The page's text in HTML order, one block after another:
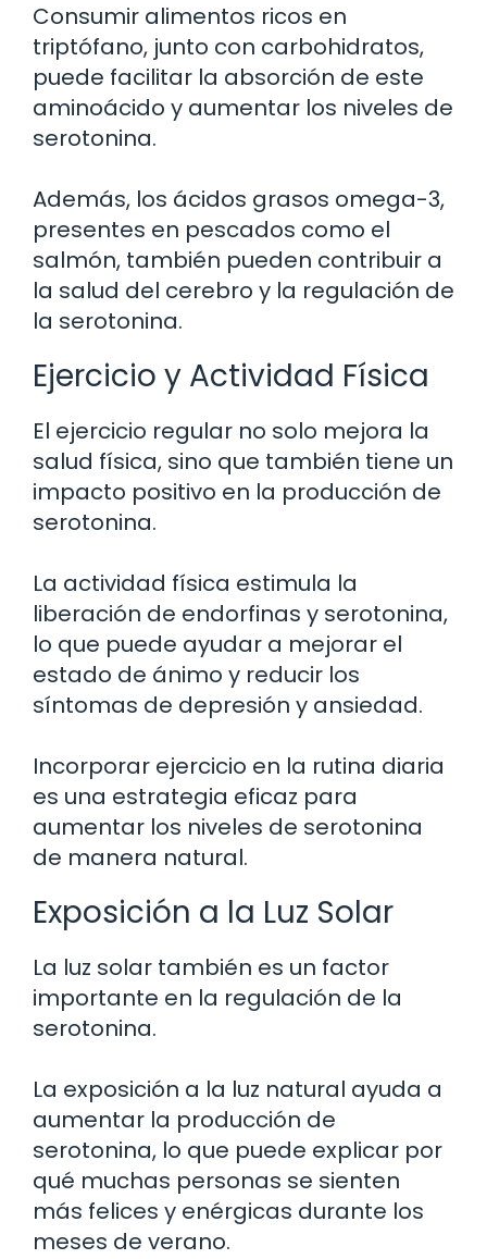
Consumir alimentos ricos en
triptófano, junto con carbohidratos,
puede facilitar la absorción de este
aminoácido y aumentar los niveles de
serotonina.
Además, los ácidos grasos omega-3,
presentes en pescados como el
salmón, también pueden contribuir a
la salud del cerebro y la regulación de
la serotonina.
Ejercicio y Actividad Física
El ejercicio regular no solo mejora la
salud física, sino que también tiene un
impacto positivo en la producción de
serotonina.
La actividad física estimula la
liberación de endorfinas y serotonina,
lo que puede ayudar a mejorar el
estado de ánimo y reducir los
síntomas de depresión y ansiedad.
Incorporar ejercicio en la rutina diaria
es una estrategia eficaz para
aumentar los niveles de serotonina
de manera natural.
Exposición a la Luz Solar
La luz solar también es un factor
importante en la regulación de la
serotonina.
La exposición a la luz natural ayuda a
aumentar la producción de
serotonina, lo que puede explicar por
qué muchas personas se sienten
más felices y enérgicas durante los
meses de verano.